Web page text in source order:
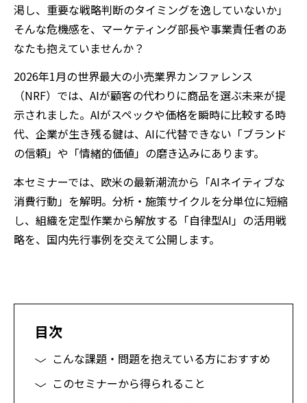
渇し、重要な戦略判断のタイミングを逸していないか――」
そんな危機感を、マーケティング部長や事業責任者のあ
なたも抱えていませんか？
2026年1月の世界最大の小売業界カンファレンス
（NRF）では、 AIが顧客の代わりに商品を選ぶ未来が提
示されました。 AIがスペックや価格を瞬時に比較する時
代、企業が生き残る鍵は、 AIに代替できない「ブランド
の信頼」や「情緒的価値」の磨き込みにあります。
本セミナーでは、欧米の最新潮流から「AIネイティブな
消費行動」を解明。分析・施策サイクルを分単位に短縮
し、組織を定型作業から解放する「自律型AI 」の活用戦
略を、国内先行事例を交えて公開します。
目次
こんな課題・問題を抱えている方におすすめ
このセミナーから得られること